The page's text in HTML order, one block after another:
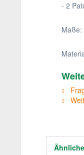
- 2
Maße: